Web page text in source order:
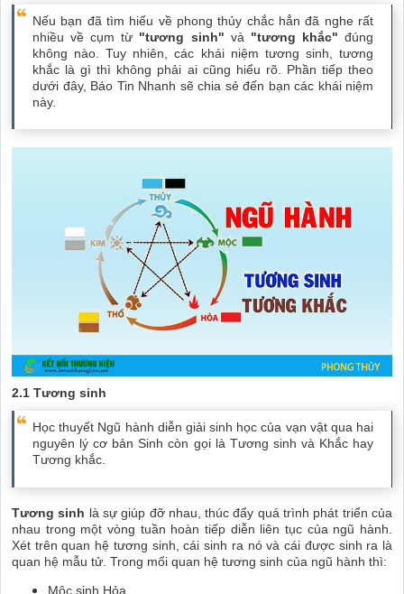
Nếu bạn đã tìm hiểu về phong thủy chắc hẳn đã nghe rất
nhiều về cụm từ "tương sinh" và "tương khắc" đúng
không nào. Tuy nhiên, các khái niệm tương sinh, tương
khắc là gì thì không phải ai cũng hiểu rõ. Phần tiếp theo
dưới đây, Báo Tin Nhanh sẽ chia sẻ đến bạn các khái niệm
này.
2.1 Tương sinh
Học thuyết Ngũ hành diễn giải sinh học của vạn vật qua hai
nguyên lý cơ bản Sinh còn gọi là Tương sinh và Khắc hay
Tương khắc.
Tương sinh là sự giúp đỡ nhau, thúc đẩy quá trình phát triển của
nhau trong một vòng tuần hoàn tiếp diễn liên tục của ngũ hành.
Xét trên quan hệ tương sinh, cái sinh ra nó và cái được sinh ra là
quan hệ mẫu tử. Trong mối quan hệ tương sinh của ngũ hành thì:
Mộc sinh Hỏa